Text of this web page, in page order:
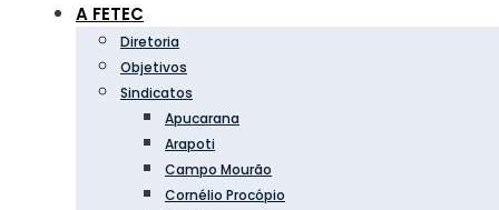
A FETEC
Diretoria
Objetivos
Sindicatos
Apucarana
Arapoti
Campo Mourão
Cornélio Procópio